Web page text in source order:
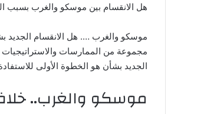
هل الانقسام بين موسكو والغرب بسبب
موسكو والغرب …. هل الانقسام الجديد
مجموعة من الممارسات
الجديد بشأن هو الخطوة الأولى
موسكو والغرب..